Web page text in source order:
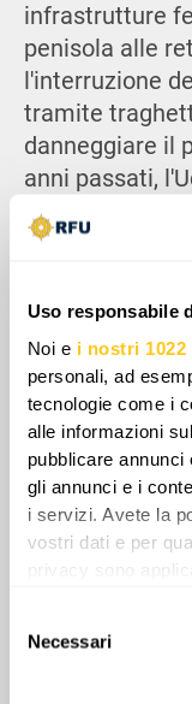
Uso responsabile
Noi e i nostri
personali, ad
tecnologie come i
alle informazioni
pubblicare
gli annunci e i
i servizi. Avete la
vostri dati e per
privacy sono
modificare o
momento dalla
delNecessari
infrastrutture
penisola alle
l'interruzione
tramite
danneggiare il
anni passati,
arsenale in
raggio di
sistemi
Kiev un
attuare tale
escludere
dall'accesso e
della Russia.